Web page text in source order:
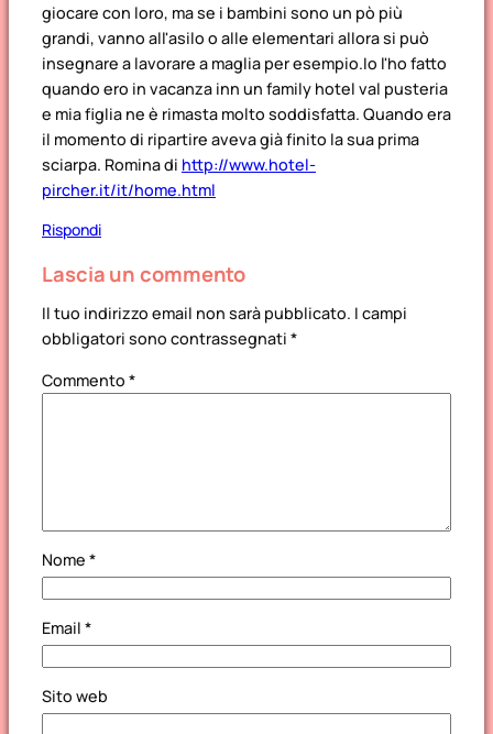
giocare con loro, ma se i bambini sono un pò più
grandi, vanno all'asilo o alle elementari allora si può
insegnare a lavorare a maglia per esempio.Io l'ho fatto
quando ero in vacanza inn un family hotel val pusteria
e mia figlia ne è rimasta molto soddisfatta. Quando era
il momento di ripartire aveva già finito la sua prima
sciarpa. Romina di http://www.hotel-
pircher.it/it/home.html
Rispondi
Lascia un commento
Il tuo indirizzo email non sarà pubblicato. I campi
obbligatori sono contrassegnati *
Commento *
Nome *
Email *
Sito web